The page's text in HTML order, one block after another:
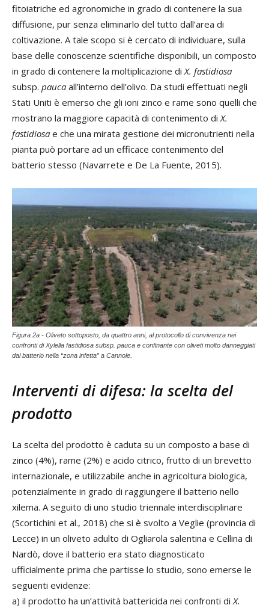
fitoiatriche ed agronomiche in grado di contenere la sua
diffusione, pur senza eliminarlo del tutto dall’area di
coltivazione. A tale scopo si è cercato di individuare, sulla
base delle conoscenze scientifiche disponibili, un composto
in grado di contenere la moltiplicazione di X. fastidiosa
subsp. pauca all’interno dell’olivo. Da studi effettuati negli
Stati Uniti è emerso che gli ioni zinco e rame sono quelli che
mostrano la maggiore capacità di contenimento di X.
fastidiosa e che una mirata gestione dei micronutrienti nella
pianta può portare ad un efficace contenimento del
batterio stesso (Navarrete e De La Fuente, 2015).
Figura 2a - Oliveto sottoposto, da quattro anni, al protocollo di convivenza nei
confronti di Xylella fastidiosa subsp. pauca e confinante con oliveti molto danneggiati
dal batterio nella “zona infetta” a Cannole.
Interventi di difesa: la scelta del
prodotto
La scelta del prodotto è caduta su un composto a base di
zinco (4%), rame (2%) e acido citrico, frutto di un brevetto
internazionale, e utilizzabile anche in agricoltura biologica,
potenzialmente in grado di raggiungere il batterio nello
xilema. A seguito di uno studio triennale interdisciplinare
(Scortichini et al., 2018) che si è svolto a Veglie (provincia di
Lecce) in un oliveto adulto di Ogliarola salentina e Cellina di
Nardò, dove il batterio era stato diagnosticato
ufficialmente prima che partisse lo studio, sono emerse le
seguenti evidenze:
a) il prodotto ha un’attività battericida nei confronti di X.